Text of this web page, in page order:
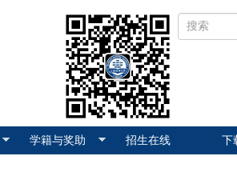
学籍与奖助 招生在线 下